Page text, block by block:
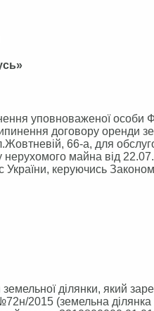
уповноваженої особи
договору оренди
66-а, для
нерухомого майна від
України, керуючись
ділянки, який
2015 (земельна